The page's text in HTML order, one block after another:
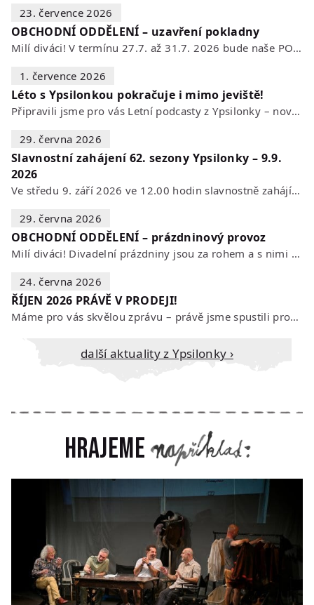
23. července 2026
OBCHODNÍ ODDĚLENÍ – uzavření pokladny
Milí diváci! V termínu 27.7. až 31.7. 2026 bude naše POKLADNA z technických…
1. července 2026
Léto s Ypsilonkou pokračuje i mimo jeviště!
Připravili jsme pro vás Letní podcasty z Ypsilonky – novou sérii rozhovorů s…
29. června 2026
Slavnostní zahájení 62. sezony Ypsilonky – 9.9.
2026
Ve středu 9. září 2026 ve 12.00 hodin slavnostně zahájíme novou divadelní…
29. června 2026
OBCHODNÍ ODDĚLENÍ – prázdninový provoz
Milí diváci! Divadelní prázdniny jsou za rohem a s nimi se mění i otevírací…
24. června 2026
ŘÍJEN 2026 PRÁVĚ V PRODEJI!
Máme pro vás skvělou zprávu – právě jsme spustili prodej vstupenek na říjen…
Další aktuality z Ypsilonky ›
Hrajeme